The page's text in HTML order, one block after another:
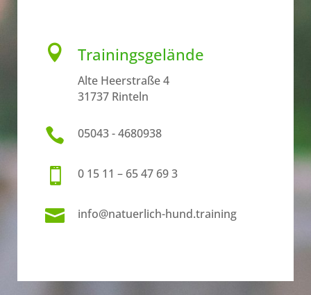
 Trainingsgelände
Alte Heerstraße 4
31737 Rinteln
 05043 - 4680938
 0 15 11 – 65 47 69 3
 info@natuerlich-hund.training